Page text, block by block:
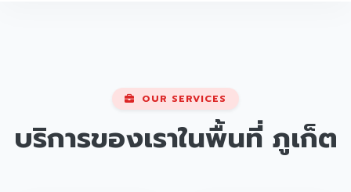
OUR SERVICES
บริการของเราในพื้นที่ ภูเก็ต